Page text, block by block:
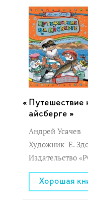
Путешествие
айсберге »
Андрей Усачев
Художник Е.
Издательство
Хорошая